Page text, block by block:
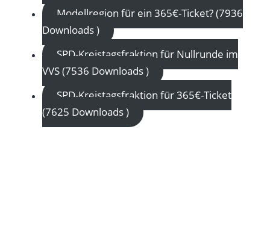
Modellregion für ein 365€-Ticket? (7936
Downloads )
SPD-Kreistagsfraktion für Nullrunde im
VVS (7536 Downloads )
SPD-Kreistagsfraktion für 365€-Ticket
(7625 Downloads )